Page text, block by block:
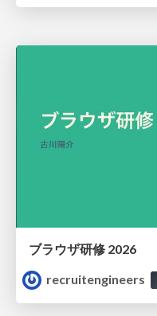
ブラウザ研修 2026
recruitengineers